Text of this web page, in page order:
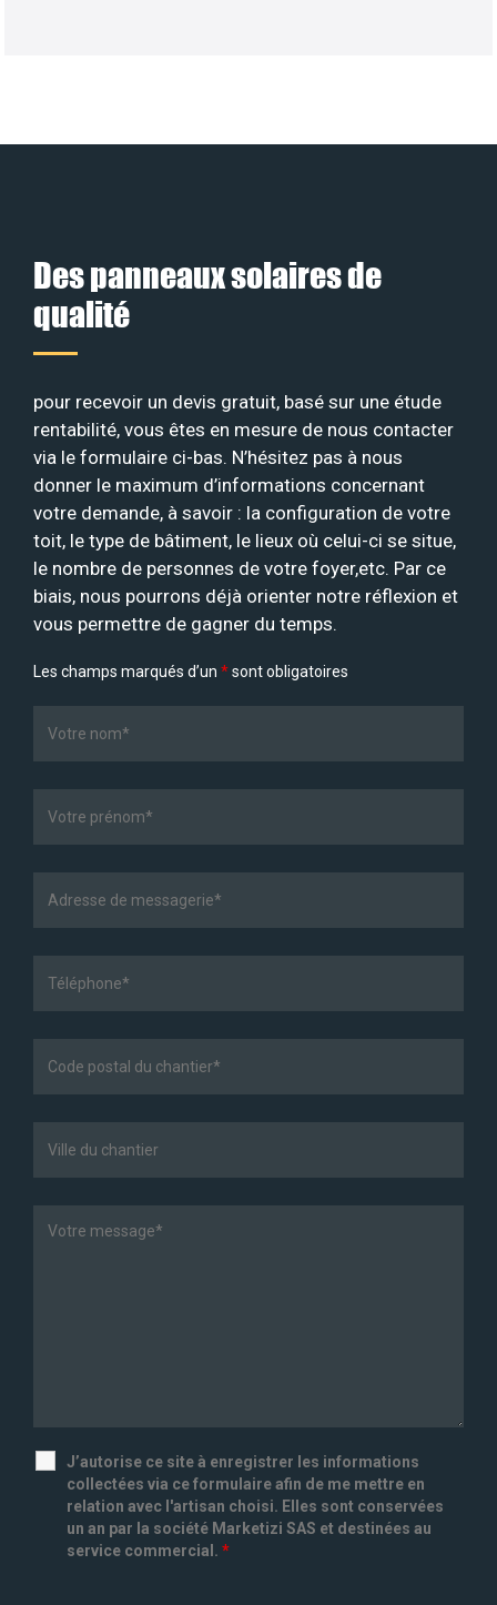
Des panneaux solaires de
qualité
pour recevoir un devis gratuit, basé sur une étude
rentabilité, vous êtes en mesure de nous contacter
via le formulaire ci-bas. N’hésitez pas à nous
donner le maximum d’informations concernant
votre demande, à savoir : la configuration de votre
toit, le type de bâtiment, le lieux où celui-ci se situe,
le nombre de personnes de votre foyer,etc. Par ce
biais, nous pourrons déjà orienter notre réflexion et
vous permettre de gagner du temps.
Les champs marqués d’un *sont obligatoires
J’autorise ce site à enregistrer les informations
collectées via ce formulaire afin de me mettre en
relation avec l'artisan choisi. Elles sont conservées
un an par la société Marketizi SAS et destinées au
service commercial. *